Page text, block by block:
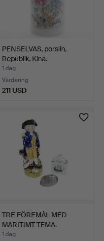
PENSELVAS, porslin,
Republik, Kina.
1 dag
Värdering
211 USD
TRE FÖREMÅL MED
MARITIMT TEMA.
1 dag